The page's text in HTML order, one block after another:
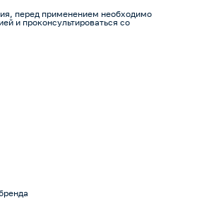
перед применением необходимо
и проконсультироваться со